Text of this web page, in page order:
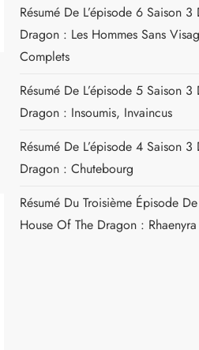
Résumé De L’épisode 6 Saison
Dragon : Les Hommes Sans
Complets
Résumé De L’épisode 5 Saison
Dragon : Insoumis, Invaincus
Résumé De L’épisode 4 Saison
Dragon : Chutebourg
Résumé Du Troisième Épisode
House Of The Dragon :